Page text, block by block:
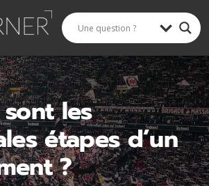
les
étapes d’un
?